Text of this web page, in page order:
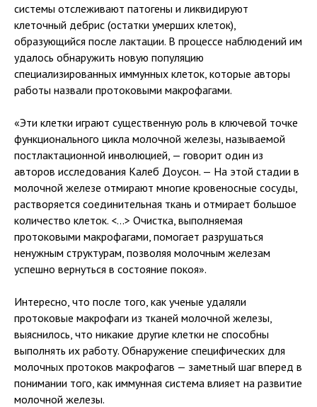
системы отслеживают патогены и ликвидируют
клеточный дебрис (остатки умерших клеток),
образующийся после лактации. В процессе наблюдений им
удалось обнаружить новую популяцию
специализированных иммунных клеток, которые авторы
работы назвали протоковыми макрофагами.
«Эти клетки играют существенную роль в ключевой точке
функционального цикла молочной железы, называемой
постлактационной инволюцией, — говорит один из
авторов исследования Калеб Доусон. — На этой стадии в
молочной железе отмирают многие кровеносные сосуды,
растворяется соединительная ткань и отмирает большое
количество клеток. <…> Очистка, выполняемая
протоковыми макрофагами, помогает разрушаться
ненужным структурам, позволяя молочным железам
успешно вернуться в состояние покоя».
Интересно, что после того, как ученые удаляли
протоковые макрофаги из тканей молочной железы,
выяснилось, что никакие другие клетки не способны
выполнять их работу. Обнаружение специфических для
молочных протоков макрофагов — заметный шаг вперед в
понимании того, как иммунная система влияет на развитие
молочной железы.